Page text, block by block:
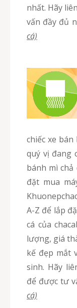
nhất. Hãy
vấn đầy đủ
cá)
chiếc xe bán
quý vị đang
bánh mì
đặt mua
A-Z để lắp
cá của
lượng, giá
kế đẹp mắt
sinh. Hãy
để được tư
cá)